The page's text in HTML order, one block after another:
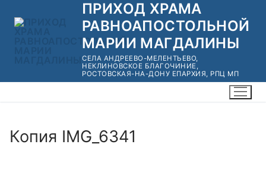
ПРИХОД ХРАМА
РАВНОАПОСТОЛЬНОЙ
МАРИИ МАГДАЛИНЫ
СЕЛА АНДРЕЕВО-МЕЛЕНТЬЕВО,
НЕКЛИНОВСКОЕ БЛАГОЧИНИЕ,
РОСТОВСКАЯ-НА-ДОНУ ЕПАРХИЯ, РПЦ МП
Копия IMG_6341